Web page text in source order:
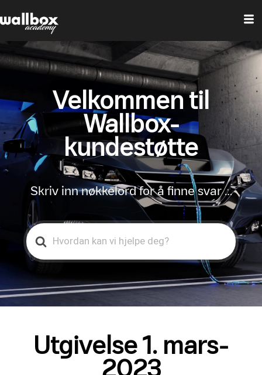
Velkommen til
Wallbox-
kundestøtte
Skriv inn nøkkelord for å finne svar …
Search
For
Utgivelse 1. mars-
2023